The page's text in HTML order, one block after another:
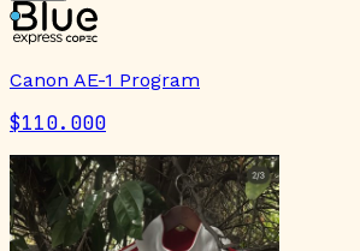
Canon AE-1 Program
$110.000